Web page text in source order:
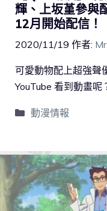
輝、上坂堇參與
12月開始配信！
2020/11/19 作者:
可愛動物配上超強聲
YouTube 看到動畫呢
動漫情報